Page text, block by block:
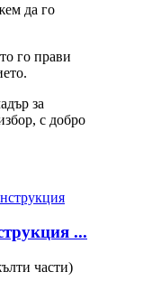
да го
го прави
за
с добро
...
части)